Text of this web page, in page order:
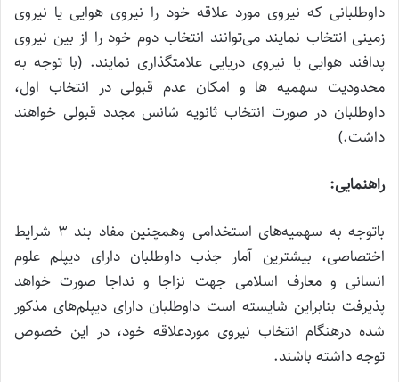
داوطلبانی که نیروی مورد علاقه خود را نیروی هوایی یا نیروی
زمینی انتخاب نمایند می‌توانند انتخاب دوم خود را از بین نیروی
پدافند هوایی یا نیروی دریایی علامتگذاری نمایند. (با توجه به
محدودیت سهمیه ها و امکان عدم قبولی در انتخاب اول،
داوطلبان در صورت انتخاب ثانویه شانس مجدد قبولی خواهند
داشت.)
راهنمایی:
باتوجه به سهمیه‌‌های استخدامی وهمچنین مفاد بند ۳ شرایط
اختصاصی، بیشترین آمار جذب داوطلبان دارای دیپلم علوم
انسانی و معارف اسلامی جهت نزاجا و نداجا صورت خواهد
پذیرفت بنابراین شایسته است داوطلبان دارای دیپلم‌های مذکور
شده درهنگام انتخاب نیروی موردعلاقه خود، در این خصوص
توجه داشته باشند.